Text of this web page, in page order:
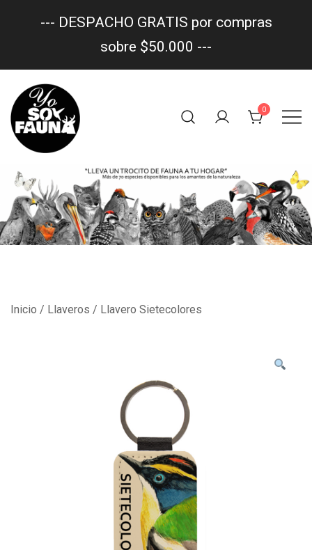
contenido
yo soy fauna
Un trocito de fauna en tu hogar
0
Inicio / Llaveros / Llavero Sietecolores
--- DESPACHO GRATIS por compras
sobre $50.000 ---